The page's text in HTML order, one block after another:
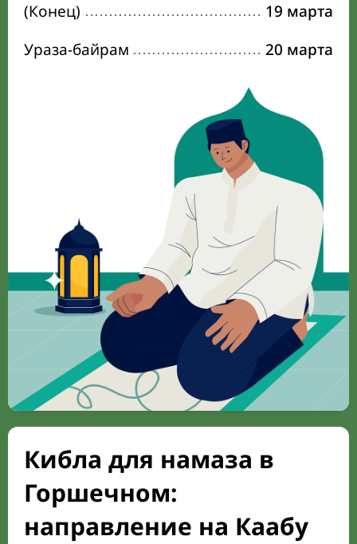
(Конец)
19 марта
Ураза-байрам
20 марта
Кибла для намаза в
Горшечном:
направление на Каабу